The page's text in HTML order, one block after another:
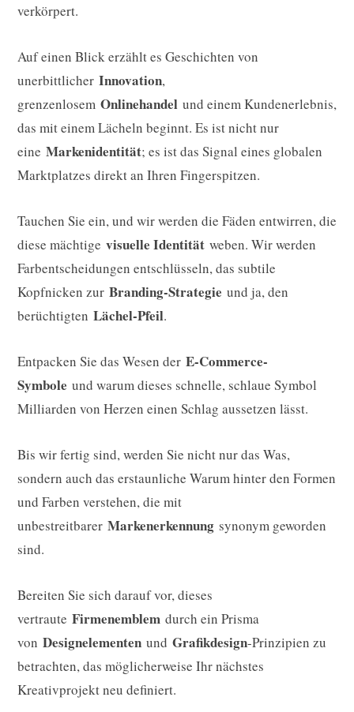
verkörpert.
Auf einen Blick erzählt es Geschichten von
unerbittlicher Innovation,
grenzenlosem Onlinehandel und einem Kundenerlebnis,
das mit einem Lächeln beginnt. Es ist nicht nur
eine Markenidentität; es ist das Signal eines globalen
Marktplatzes direkt an Ihren Fingerspitzen.
Tauchen Sie ein, und wir werden die Fäden entwirren, die
diese mächtige visuelle Identität weben. Wir werden
Farbentscheidungen entschlüsseln, das subtile
Kopfnicken zur Branding-Strategie und ja, den
berüchtigten Lächel-Pfeil.
Entpacken Sie das Wesen der E-Commerce-
Symbole und warum dieses schnelle, schlaue Symbol
Milliarden von Herzen einen Schlag aussetzen lässt.
Bis wir fertig sind, werden Sie nicht nur das Was,
sondern auch das erstaunliche Warum hinter den Formen
und Farben verstehen, die mit
unbestreitbarer Markenerkennung synonym geworden
sind.
Bereiten Sie sich darauf vor, dieses
vertraute Firmenemblem durch ein Prisma
von Designelementen und Grafikdesign-Prinzipien zu
betrachten, das möglicherweise Ihr nächstes
Kreativprojekt neu definiert.